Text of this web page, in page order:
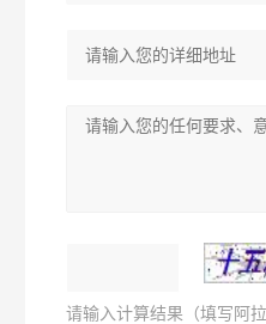
请输入计算结果（填写阿